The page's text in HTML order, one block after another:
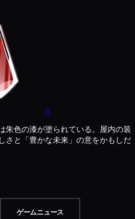
6
朱色の漆が塗られている。屋内の装
さと「豊かな未来」の意をかもしだ
ゲームニュース